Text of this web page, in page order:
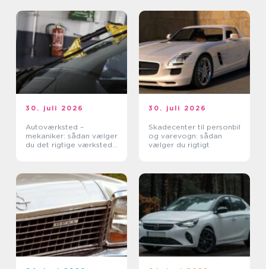
30. juli 2026
Autoværksted –
mekaniker: sådan vælger
du det rigtige værksted
30. juli 2026
Skadecenter til personbil
og varevogn: sådan
vælger du rigtigt